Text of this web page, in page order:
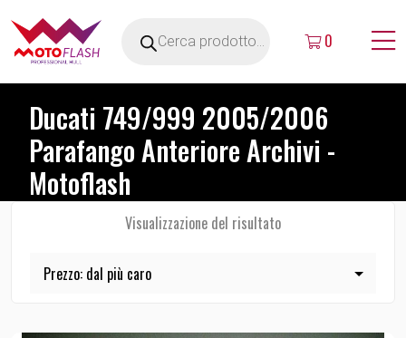
0
Ducati 749/999 2005/2006
Parafango Anteriore Archivi -
Motoflash
Visualizzazione del risultato